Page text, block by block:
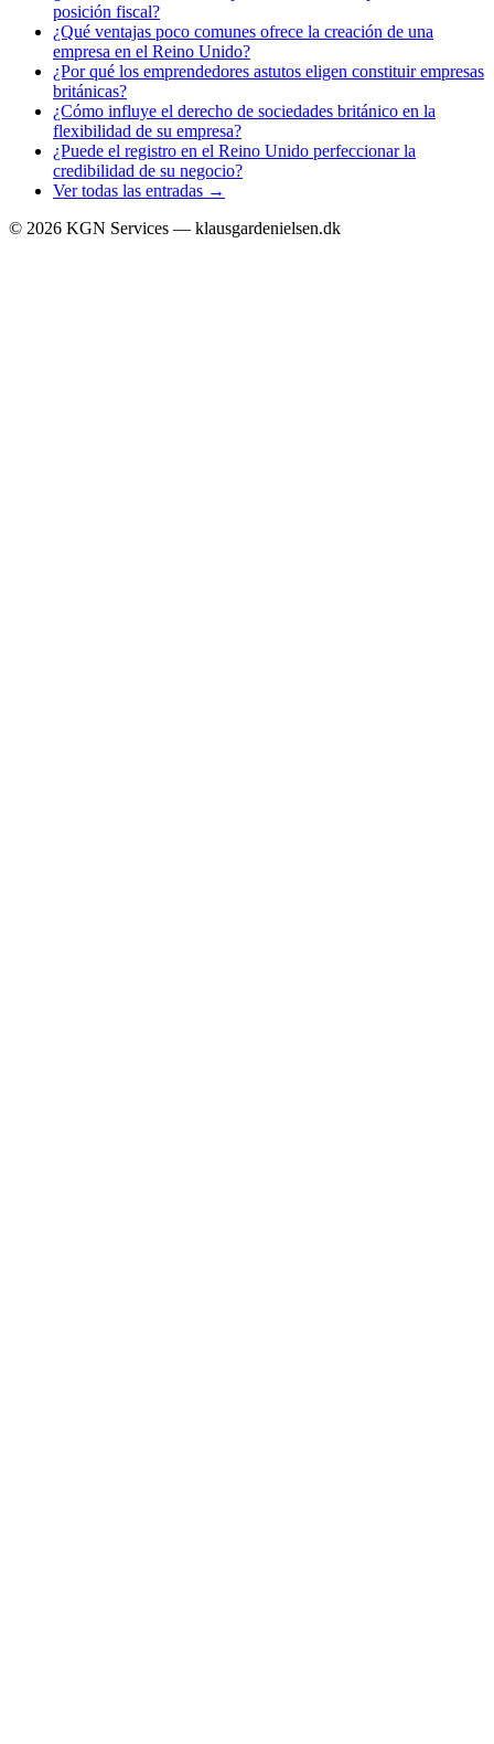
posición fiscal?
¿Qué ventajas poco comunes ofrece la creación de una
empresa en el Reino Unido?
¿Por qué los emprendedores astutos eligen constituir empresas
británicas?
¿Cómo influye el derecho de sociedades británico en la
flexibilidad de su empresa?
¿Puede el registro en el Reino Unido perfeccionar la
credibilidad de su negocio?
Ver todas las entradas →
© 2026 KGN Services — klausgardenielsen.dk